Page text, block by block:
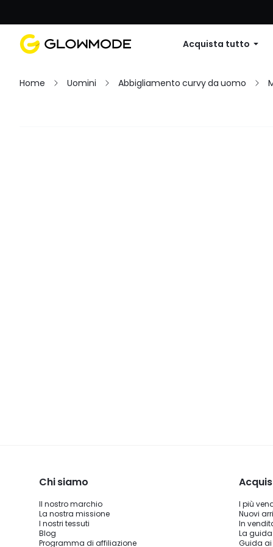
Acquista tutto
Home Uomini Abbigliamento curvy da uomo
Chi siamo
Il nostro marchio
La nostra missione
I nostri tessuti
Blog
Programma di affiliazione
I più
Nuovi
In
La
Guida ai